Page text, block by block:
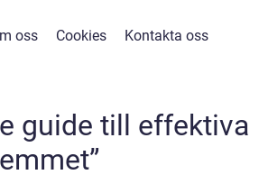
oss Cookies Kontakta oss
guide till effektiva